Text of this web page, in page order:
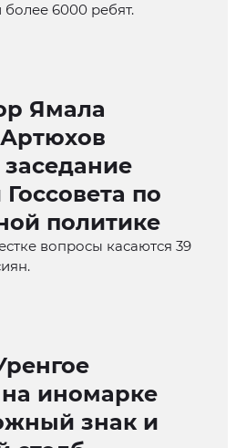
более 6000 ребят.
Ямала
по
политике
вопросы касаются 39
иномарке
знак и